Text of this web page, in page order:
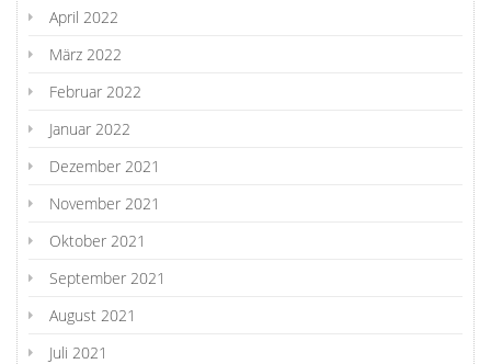
April 2022
März 2022
Februar 2022
Januar 2022
Dezember 2021
November 2021
Oktober 2021
September 2021
August 2021
Juli 2021